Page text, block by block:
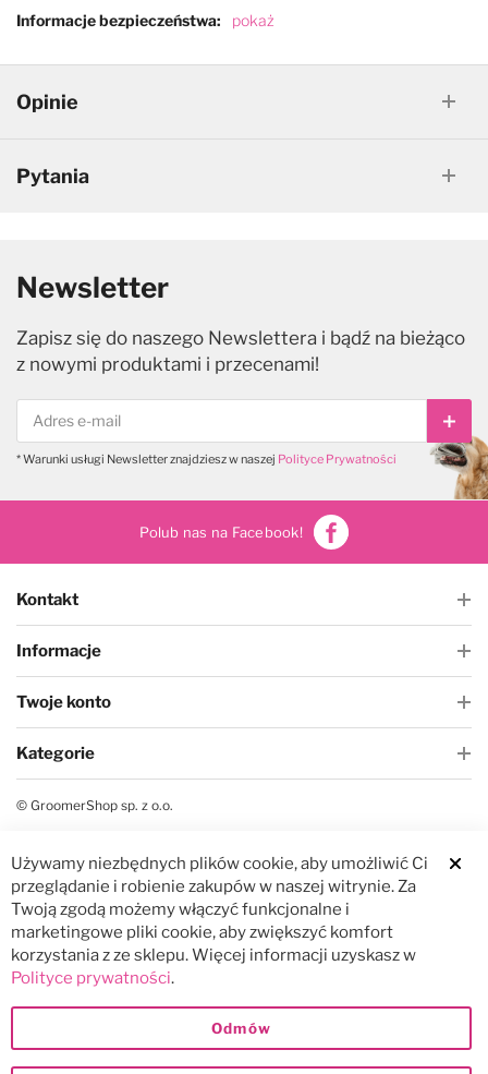
Informacje bezpieczeństwa pokaż
Opinie
Pytania
Newsletter
Zapisz się do naszego Newslettera i bądź na bieżąco
z nowymi produktami i przecenami!
* Warunki usługi Newsletter znajdziesz w naszej Polityce Prywatności
Polub nas na Facebook!
Kontakt
Informacje
Twoje konto
Kategorie
© GroomerShop sp. z o.o.
Używamy niezbędnych plików cookie, aby umożliwić Ci
przeglądanie i robienie zakupów w naszej witrynie. Za
Twoją zgodą możemy włączyć funkcjonalne i
marketingowe pliki cookie, aby zwiększyć komfort
korzystania z ze sklepu. Więcej informacji uzyskasz w
Polityce prywatności.
Odmów